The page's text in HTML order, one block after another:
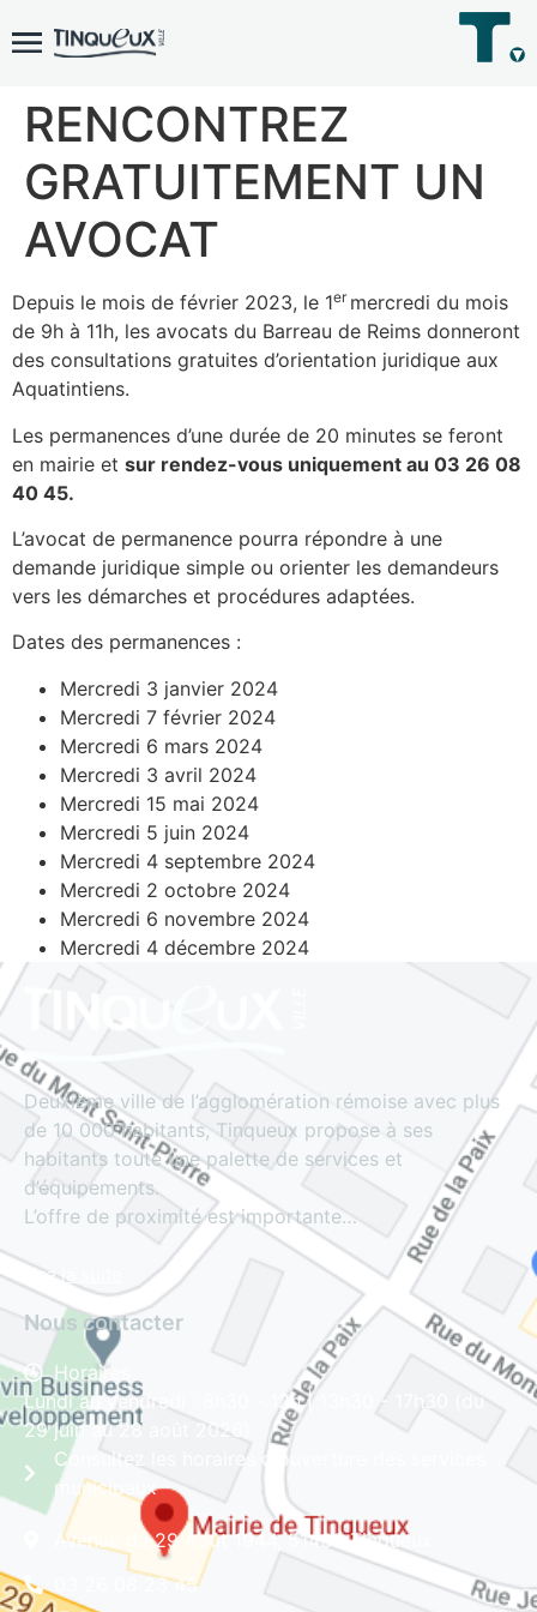
RENCONTREZ
GRATUITEMENT UN
AVOCAT
Depuis le mois de février 2023, le 1er mercredi du mois
de 9h à 11h, les avocats du Barreau de Reims donneront
des consultations gratuites d’orientation juridique aux
Aquatintiens.
Les permanences d’une durée de 20 minutes se feront
en mairie et sur rendez-vous uniquement au 03 26 08
40 45.
L’avocat de permanence pourra répondre à une
demande juridique simple ou orienter les demandeurs
vers les démarches et procédures adaptées.
Dates des permanences :
Mercredi 3 janvier 2024
Mercredi 7 février 2024
Mercredi 6 mars 2024
Mercredi 3 avril 2024
Mercredi 15 mai 2024
Mercredi 5 juin 2024
Mercredi 4 septembre 2024
Mercredi 2 octobre 2024
Mercredi 6 novembre 2024
Mercredi 4 décembre 2024
Deuxième ville de l’agglomération rémoise avec plus
de 10 000 habitants, Tinqueux propose à ses
habitants toute une palette de services et
d’équipements.
L’offre de proximité est importante…
Lire la suite
Nous contacter
Horaires
Lundi au vendredi : 8h30 - 12h | 13h30 - 17h30 (du
29 juin au 28 août 2026)
Consultez les horaires d'ouverture des services
municipaux
Avenue du 29 Août 1944, 51430 Tinqueux
03 26 08 23 45